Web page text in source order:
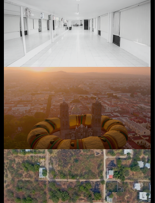
Publicidad Harmodels
Rosca de Reyes